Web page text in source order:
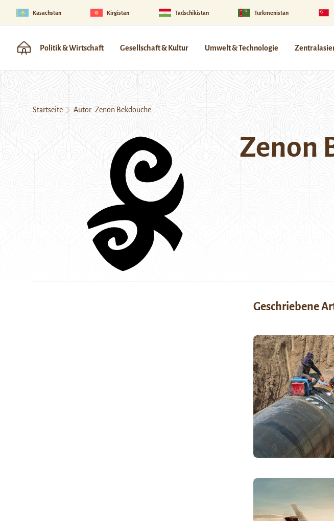
Kasachstan Kirgistan Tadschikistan Turkmenistan
Politik & Wirtschaft Gesellschaft & Kultur Umwelt & Technologie
Startseite Autor: Zenon Bekdouche
Zenon
Geschriebene